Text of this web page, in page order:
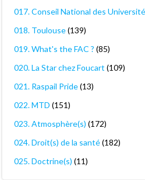
017. Conseil National des
018. Toulouse(139)
019. What's the FAC ? (85)
020. La Star chez Foucart (109)
021. Raspail Pride(13)
022. MTD (151)
023. Atmosphère(s) (172)
024. Droit(s) de la santé(182)
025. Doctrine(s) (11)